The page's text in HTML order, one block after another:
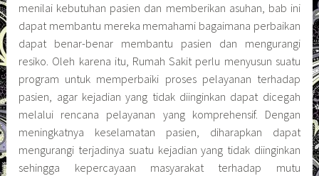
menilai kebutuhan pasien dan memberikan asuhan, bab ini
dapat membantu mereka memahami bagaimana perbaikan
dapat benar-benar membantu pasien dan mengurangi
resiko. Oleh karena itu, Rumah Sakit perlu menyusun suatu
program untuk memperbaiki proses pelayanan terhadap
pasien, agar kejadian yang tidak diinginkan dapat dicegah
melalui rencana pelayanan yang komprehensif. Dengan
meningkatnya keselamatan pasien, diharapkan dapat
mengurangi terjadinya suatu kejadian yang tidak diinginkan
sehingga kepercayaan masyarakat terhadap mutu